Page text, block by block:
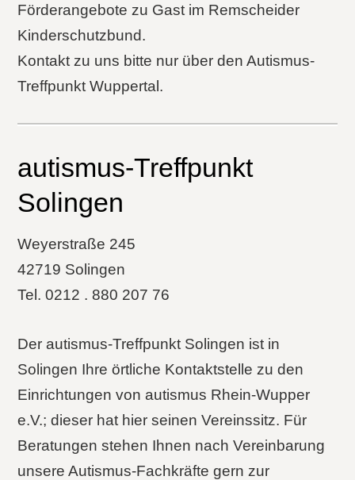
Förderangebote zu Gast im Remscheider
Kinderschutzbund.
Kontakt zu uns bitte nur über den Autismus-
Treffpunkt Wuppertal.
autismus-Treffpunkt
Solingen
Weyerstraße 245
42719 Solingen
Tel. 0212 . 880 207 76
Der autismus-Treffpunkt Solingen ist in
Solingen Ihre örtliche Kontaktstelle zu den
Einrichtungen von autismus Rhein-Wupper
e.V.; dieser hat hier seinen Vereinssitz. Für
Beratungen stehen Ihnen nach Vereinbarung
unsere Autismus-Fachkräfte gern zur